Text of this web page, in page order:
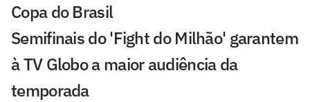
Copa do Brasil
Semifinais do 'Fight do Milhão' garantem
à TV Globo a maior audiência da
temporada